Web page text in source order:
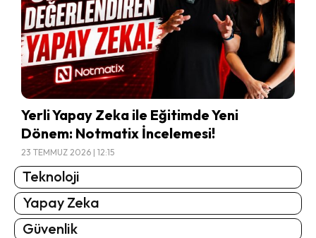
Yerli Yapay Zeka ile Eğitimde Yeni
Dönem: Notmatix İncelemesi!
23 TEMMUZ 2026 | 12:15
Teknoloji
Yapay Zeka
Güvenlik